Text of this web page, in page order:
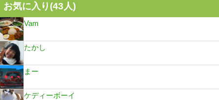
お気に入り(43人)
Vam
たかし
まー
ケディーボーイ